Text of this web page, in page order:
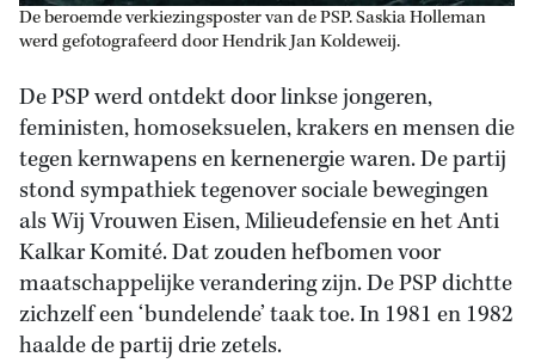
De beroemde verkiezingsposter van de PSP. Saskia Holleman
werd gefotografeerd door Hendrik Jan Koldeweij.
De PSP werd ontdekt door linkse jongeren,
feministen, homoseksuelen, krakers en mensen die
tegen kernwapens en kernenergie waren. De partij
stond sympathiek tegenover sociale bewegingen
als Wij Vrouwen Eisen, Milieudefensie en het Anti
Kalkar Komité. Dat zouden hefbomen voor
maatschappelijke verandering zijn. De PSP dichtte
zichzelf een ‘bundelende’ taak toe. In 1981 en 1982
haalde de partij drie zetels.